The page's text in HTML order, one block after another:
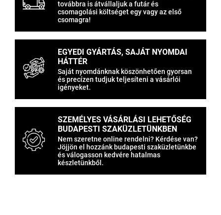
továbbra is átvállaljuk a futár és
csomagolási költséget egy vagy az első
csomagra!
EGYEDI GYÁRTÁS, SAJÁT NYOMDAI
HÁTTÉR
Saját nyomdánknak köszönhetően gyorsan
és precízen tudjuk teljesíteni a vásárlói
igényeket.
SZEMÉLYES VÁSÁRLÁSI LEHETŐSÉG
BUDAPESTI SZAKÜZLETÜNKBEN
Nem szeretne online rendelni? Kérdése van?
Jöjjön el hozzánk budapesti szaküzletünkbe
és válogasson kedvére hatalmas
készletünkből.